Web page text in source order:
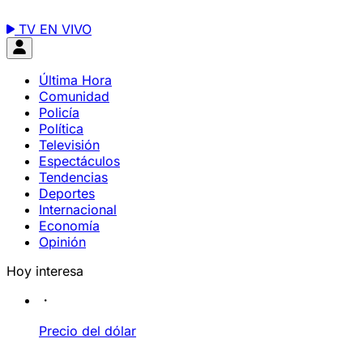
TV EN VIVO
Última Hora
Comunidad
Policía
Política
Televisión
Espectáculos
Tendencias
Deportes
Internacional
Economía
Opinión
Hoy interesa
Precio del dólar